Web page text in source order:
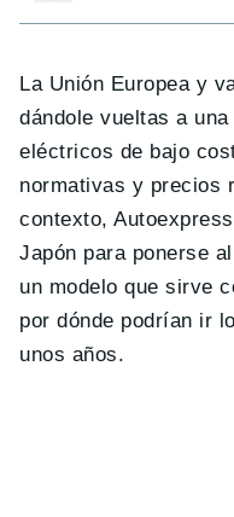
La Unión Europea y
dándole vueltas a
eléctricos de bajo
normativas y precios
contexto,
Japón para ponerse
un modelo que sirve
por dónde podrían ir
unos años.